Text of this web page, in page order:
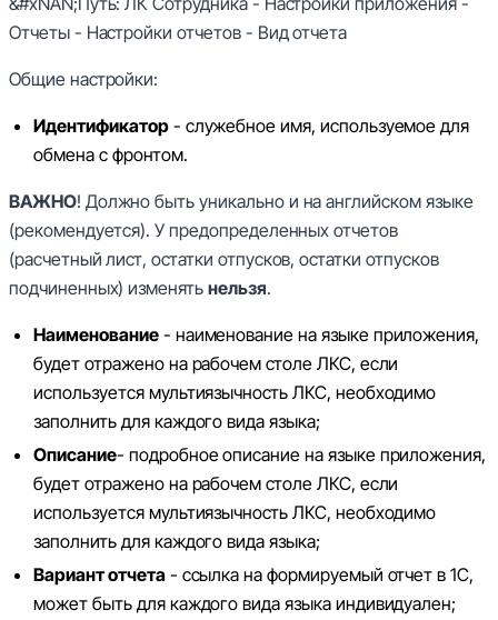
Отчеты - Настройки отчетов - Вид отчета
Общие настройки:
Идентификатор- служебное имя, используемое для
обмена с фронтом.
ВАЖНО! Должно быть уникально и на английском языке
(рекомендуется). У предопределенных отчетов
(расчетный лист, остатки отпусков, остатки отпусков
подчиненных) изменять нельзя.
Наименование- наименование на языке приложения,
будет отражено на рабочем столе ЛКС, если
используется мультиязычность ЛКС, необходимо
заполнить для каждого вида языка;
Описание- подробное описание на языке приложения,
будет отражено на рабочем столе ЛКС, если
используется мультиязычность ЛКС, необходимо
заполнить для каждого вида языка;
Вариант отчета- ссылка на формируемый отчет в 1С,
может быть для каждого вида языка индивидуален;